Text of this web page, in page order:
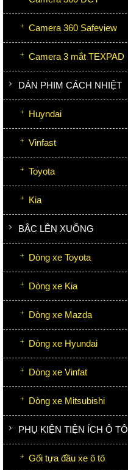
Camera 360 Safeview
Camera 3 mắt TEXPAD
DÁN PHIM CÁCH NHIỆT
Huyndai
Vinfast
Toyota
Kia
BẬC LÊN XUỐNG
Dòng xe Toyota
Dòng xe Kia
Dòng xe Mazda
Dòng xe Hyundai
Dòng xe Vinfat
Dòng xe Mitsubishi
PHỤ KIỆN TIỆN ÍCH Ô TÔ
Gối tựa đầu xe ô tô